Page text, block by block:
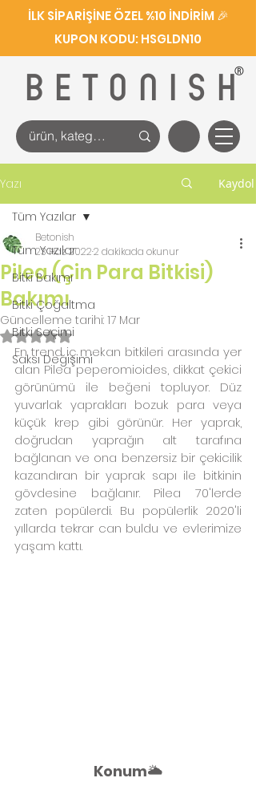
BETONISH
®
İLK SİPARİŞİNE ÖZEL %10 İNDİRİM 🎉
KUPON KODU: HSGLDN10
Yazı Kaydol
Tüm Yazılar
Bitki Bakımı
Bitki Çoğaltma
Bitki Seçimi
Saksı Değişimi
Tüm Yazılar
Pilea (Çin Para Bitkisi)
Bakımı
Betonish
23 Haz 20222 dakikada okunur
Güncelleme tarihi: 17 Mar
5 üzerinden NaN yıldız
En trend iç mekan bitkileri arasında yer
alan Pilea peperomioides, dikkat çekici
görünümü ile beğeni topluyor. Düz
yuvarlak yaprakları bozuk para veya
küçük krep gibi görünür. Her yaprak,
doğrudan yaprağın alt tarafına
bağlanan ve ona benzersiz bir çekicilik
kazandıran bir yaprak sapı ile bitkinin
gövdesine bağlanır. Pilea 70'lerde
zaten popülerdi. Bu popülerlik 2020'li
yıllarda tekrar can buldu ve evlerimize
yaşam kattı.
Konum🌥️